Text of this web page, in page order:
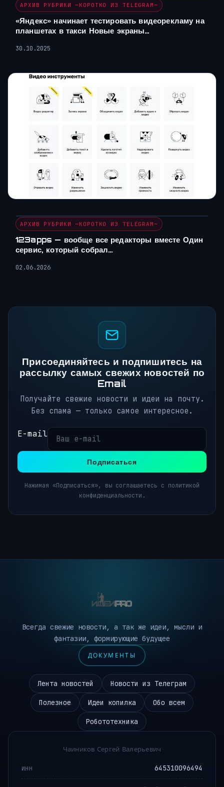
АРХИВ РУБРИКИ ~КОРОТКО ИЗ TELEGRAM~
«Яндекс» начинает тестировать видеорекламу на
планшетах в такси Новые экраны…
30.10.2025
АРХИВ РУБРИКИ ~КОРОТКО ИЗ TELEGRAM~
123apps — вообще все редакторы вместе Один
сервис, который собрал…
02.06.2026
Присоединяйтесь и подпишитесь на
рассылку самых свежих новостей по
Email
Получайте свежие новости и идеи на почту.
Без спама — только самое интересное.
E-mail
Подписаться
Нажимая «Подписаться», вы соглашаетесь с политикой
конфиденциальности.
Всегда свежие новости, а так же идеи, мысли и
фантазии, формирующие будущее
ДОКУМЕНТЫ
Лента новостей Новости из Телеграм
Полезное Идеи копилка Обо всем
Робототехника
Чаиников Сергей Валерьевич
ИНН 645310096494